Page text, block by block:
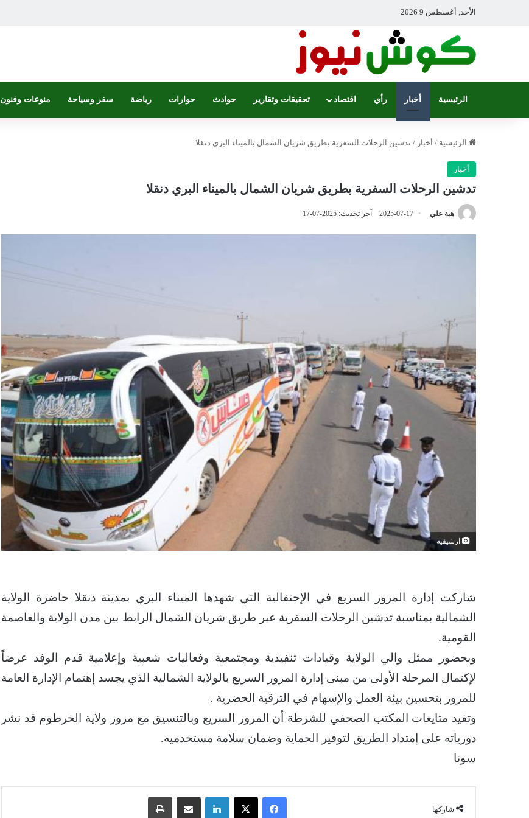
الأحد, أغسطس 9 2026
الرئيسية أخبار رأي اقتصاد تحقيقات وتقارير حوادث حوارات رياضة سفر وسياحة منوعات وفنون
الرئيسية / أخبار / تدشين الرحلات السفرية بطريق شريان الشمال بالميناء البري دنقلا
أخبار
تدشين الرحلات السفرية بطريق شريان الشمال بالميناء البري دنقلا
هبة علي 2025-07-17 آخر تحديث: 2025-07-17
ارشيفية
شاركت إدارة المرور السريع في الإحتفالية التي شهدها الميناء البري بمدينة دنقلا حاضرة الولاية
الشمالية بمناسبة تدشين الرحلات السفرية عبر طريق شريان الشمال الرابط بين مدن الولاية والعاصمة
القومية.
وبحضور ممثل والي الولاية وقيادات تنفيذية ومجتمعية وفعاليات شعبية وإعلامية قدم الوفد عرضاً
لإكتمال المرحلة الأولى من مبنى إدارة المرور السريع بالولاية الشمالية الذي يجسد إهتمام الإدارة العامة
للمرور بتحسين بيئة العمل والإسهام في الترقية الحضرية .
وتفيد متايعات المكتب الصحفي للشرطة أن المرور السريع وبالتنسيق مع مرور ولاية الخرطوم قد نشر
دورياته على إمتداد الطريق لتوفير الحماية وضمان سلامة مستخدميه.
سونا
شاركها
فيسبوك ‫X لينكدإن مشاركة عبر البريد